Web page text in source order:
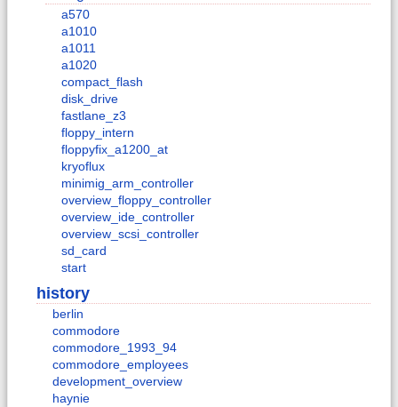
a570
a1010
a1011
a1020
compact_flash
disk_drive
fastlane_z3
floppy_intern
floppyfix_a1200_at
kryoflux
minimig_arm_controller
overview_floppy_controller
overview_ide_controller
overview_scsi_controller
sd_card
start
history
berlin
commodore
commodore_1993_94
commodore_employees
development_overview
haynie